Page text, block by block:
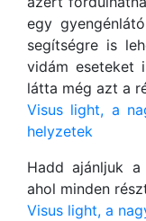
egy
segítségre is
vidám eseteket
látta még azt a
Visus light, a
helyzetek
Hadd ajánljuk
ahol minden
Visus light, a